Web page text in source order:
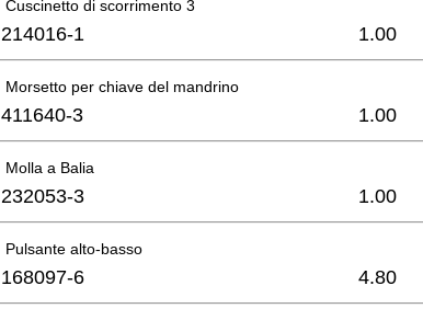
Cuscinetto di scorrimento 3
214016-1 1.00
Morsetto per chiave del mandrino
411640-3 1.00
Molla a Balia
232053-3 1.00
Pulsante alto-basso
168097-6 4.80